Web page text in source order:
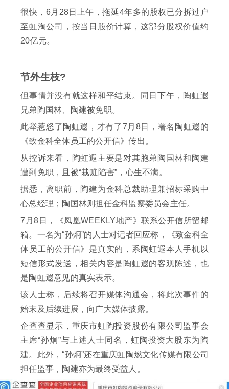
很快，6月28日上午，拖延4年多的股权已分拆过户
至虹淘公司，按当日股价计算，这部分股权价值约
20亿元。
节外生枝?
但事情并没有就这样和平结束。同日下午，陶虹遐
兄弟陶国林、陶建被免职。
此举惹怒了陶虹遐，才有了7月8日，署名陶虹遐的
《致金科全体员工的公开信》传出。
从控诉来看，陶虹遐主要是对其胞弟陶国林和陶建
遭到免职，且被“栽赃陷害”，心生不满。
据悉，离职前，陶建为金科总裁助理兼招标采购中
心总经理；陶国林则担任金科监察委员会主任。
7月8日，《凤凰WEEKLY地产》联系公开信所留邮
箱。一名为“孙炯”的人士对记者回应称，《致金科全
体员工的公开信》是真实的，系陶虹遐本人手机以
短信形式发送，相关内容是陶虹遐的客观陈述，也
是陶虹遐意见的真实表示。
该人士称，后续将召开媒体沟通会，将此次事件的
始末及后续进展，向广大媒体披露。
企查查显示，重庆市虹陶投资股份有限公司监事会
主席“孙炯”与上述人士同名，虹陶投资大股东为陶
建。此外，“孙炯”还在重庆虹陶燃文化传媒有限公司
担任监事，陶建亦为最终受益人。